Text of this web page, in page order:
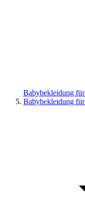
Babybekleidung für
Babybekleidung für